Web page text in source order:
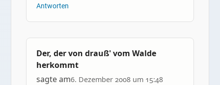
Antworten
Der, der von drauß' vom Walde
herkommt
sagte am6. Dezember 2008 um 15:48